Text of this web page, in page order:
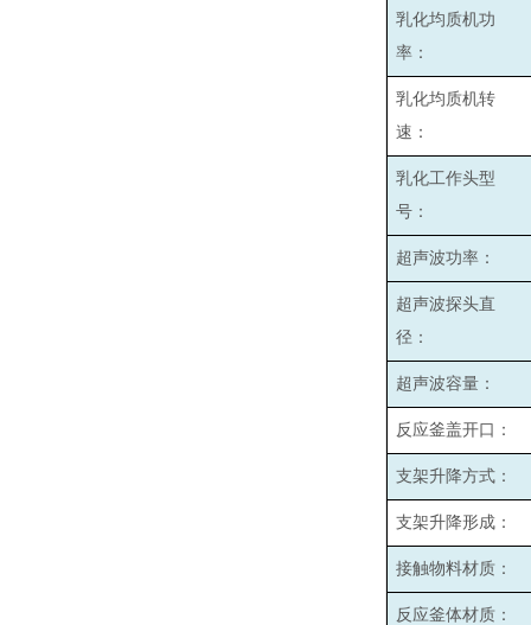
乳化均质机功
率：
乳化均质机转
速：
乳化工作头型
号：
超声波功率：
超声波探头直
径：
超声波容量：
反应釜盖开口：
支架升降方式：
支架升降形成：
接触物料材质：
反应釜体材质：